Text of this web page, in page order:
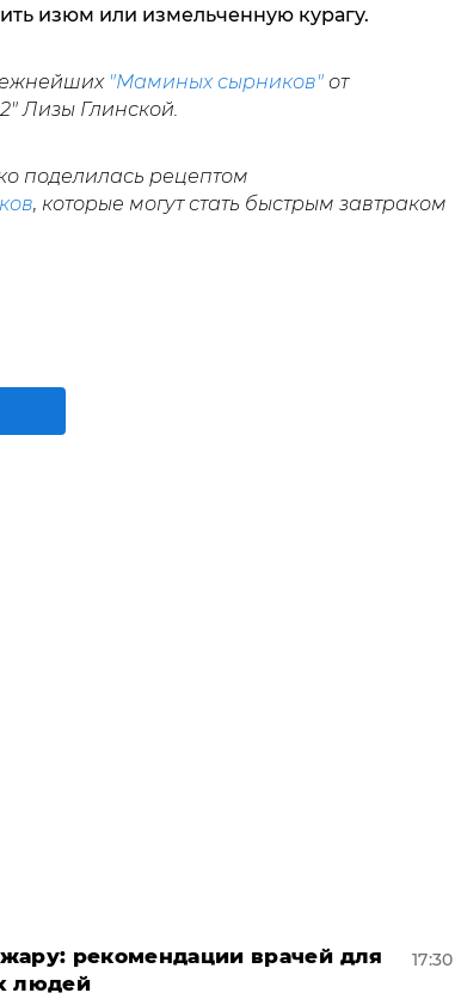
изюм или измельченную курагу.
"Маминых сырников"от
Лизы Глинской.
поделилась рецептом
, которые могут стать быстрым завтраком
рекомендации врачей для
людей
17:30